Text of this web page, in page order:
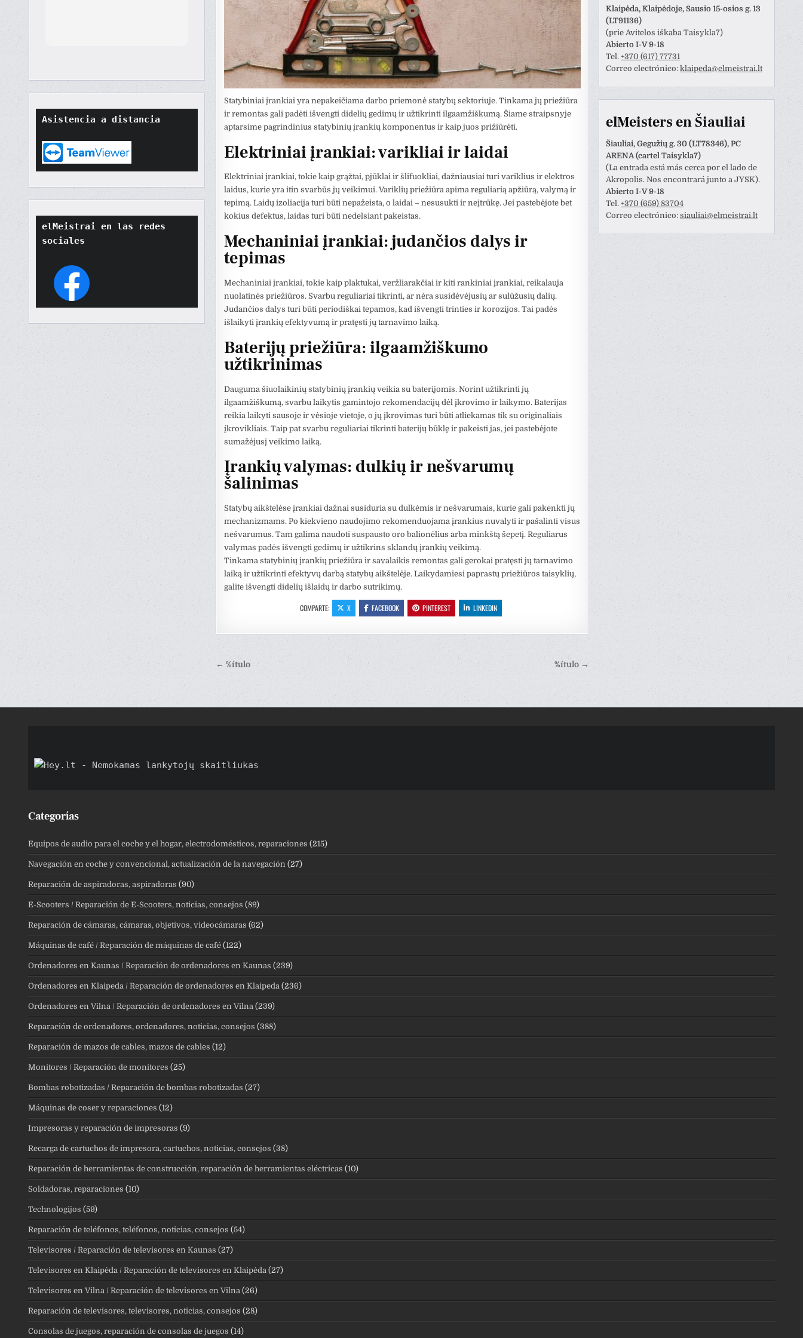
Asistencia a distancia
elMeistrai en las redes
sociales
Statybiniai įrankiai yra nepakeičiama darbo priemonė statybų sektoriuje. Tinkama jų priežiūra
ir remontas gali padėti išvengti didelių gedimų ir užtikrinti ilgaamžiškumą. Šiame straipsnyje
aptarsime pagrindinius statybinių įrankių komponentus ir kaip juos prižiūrėti.
Elektriniai įrankiai: varikliai ir laidai
Elektriniai įrankiai, tokie kaip grąžtai, pjūklai ir šlifuokliai, dažniausiai turi variklius ir elektros
laidus, kurie yra itin svarbūs jų veikimui. Variklių priežiūra apima reguliarią apžiūrą, valymą ir
tepimą. Laidų izoliacija turi būti nepažeista, o laidai – nesusukti ir neįtrūkę. Jei pastebėjote bet
kokius defektus, laidas turi būti nedelsiant pakeistas.
Mechaniniai įrankiai: judančios dalys ir
tepimas
Mechaniniai įrankiai, tokie kaip plaktukai, veržliarakčiai ir kiti rankiniai įrankiai, reikalauja
nuolatinės priežiūros. Svarbu reguliariai tikrinti, ar nėra susidėvėjusių ar sulūžusių dalių.
Judančios dalys turi būti periodiškai tepamos, kad išvengti trinties ir korozijos. Tai padės
išlaikyti įrankių efektyvumą ir pratęsti jų tarnavimo laiką.
Baterijų priežiūra: ilgaamžiškumo
užtikrinimas
Dauguma šiuolaikinių statybinių įrankių veikia su baterijomis. Norint užtikrinti jų
ilgaamžiškumą, svarbu laikytis gamintojo rekomendacijų dėl įkrovimo ir laikymo. Baterijas
reikia laikyti sausoje ir vėsioje vietoje, o jų įkrovimas turi būti atliekamas tik su originaliais
įkrovikliais. Taip pat svarbu reguliariai tikrinti baterijų būklę ir pakeisti jas, jei pastebėjote
sumažėjusį veikimo laiką.
Įrankių valymas: dulkių ir nešvarumų
šalinimas
Statybų aikštelėse įrankiai dažnai susiduria su dulkėmis ir nešvarumais, kurie gali pakenkti jų
mechanizmams. Po kiekvieno naudojimo rekomenduojama įrankius nuvalyti ir pašalinti visus
nešvarumus. Tam galima naudoti suspausto oro balionėlius arba minkštą šepetį. Reguliarus
valymas padės išvengti gedimų ir užtikrins sklandų įrankių veikimą.
Tinkama statybinių įrankių priežiūra ir savalaikis remontas gali gerokai pratęsti jų tarnavimo
laiką ir užtikrinti efektyvų darbą statybų aikštelėje. Laikydamiesi paprastų priežiūros taisyklių,
galite išvengti didelių išlaidų ir darbo sutrikimų.
COMPARTE: X FACEBOOK PINTEREST LINKEDIN
Navegación %ítulo →
← %ítulo
Klaipėda, Klaipėdoje, Sausio 15-osios g. 13
(LT91136)
(prie Avitelos iškaba Taisykla7)
Abierto I-V 9-18
Tel. +370 (617) 77731
Correo electrónico: klaipeda@elmeistrai.lt
elMeisters en Šiauliai
Šiauliai, Gegužių g. 30 (LT78346), PC
ARENA (cartel Taisykla7)
(La entrada está más cerca por el lado de
Akropolis. Nos encontrará junto a JYSK).
Abierto I-V 9-18
Tel. +370 (659) 83704
Correo electrónico: siauliai@elmeistrai.lt
Categorías
Equipos de audio para el coche y el hogar, electrodomésticos, reparaciones (215)
Navegación en coche y convencional, actualización de la navegación (27)
Reparación de aspiradoras, aspiradoras (90)
E-Scooters / Reparación de E-Scooters, noticias, consejos (89)
Reparación de cámaras, cámaras, objetivos, videocámaras (62)
Máquinas de café / Reparación de máquinas de café (122)
Ordenadores en Kaunas / Reparación de ordenadores en Kaunas (239)
Ordenadores en Klaipeda / Reparación de ordenadores en Klaipeda (236)
Ordenadores en Vilna / Reparación de ordenadores en Vilna (239)
Reparación de ordenadores, ordenadores, noticias, consejos (388)
Reparación de mazos de cables, mazos de cables (12)
Monitores / Reparación de monitores (25)
Bombas robotizadas / Reparación de bombas robotizadas (27)
Máquinas de coser y reparaciones (12)
Impresoras y reparación de impresoras (9)
Recarga de cartuchos de impresora, cartuchos, noticias, consejos (38)
Reparación de herramientas de construcción, reparación de herramientas eléctricas (10)
Soldadoras, reparaciones (10)
Technologijos (59)
Reparación de teléfonos, teléfonos, noticias, consejos (54)
Televisores / Reparación de televisores en Kaunas (27)
Televisores en Klaipėda / Reparación de televisores en Klaipėda (27)
Televisores en Vilna / Reparación de televisores en Vilna (26)
Reparación de televisores, televisores, noticias, consejos (28)
Consolas de juegos, reparación de consolas de juegos (14)